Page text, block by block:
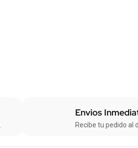
Envios
Recibe tu pedido al